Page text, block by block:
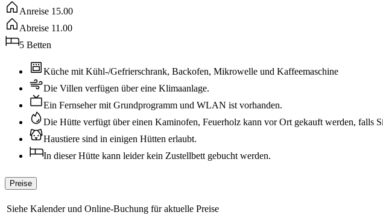
Anreise 15.00
Abreise 11.00
5 Betten
Küche mit Kühl-/Gefrierschrank, Backofen, Mikrowelle und Kaffeemaschine
Die Villen verfügen über eine Klimaanlage.
Ein Fernseher mit Grundprogramm und WLAN ist vorhanden.
Die Hütte verfügt über einen Kaminofen, Feuerholz kann vor Ort gekauft werden, falls
Haustiere sind in einigen Hütten erlaubt.
In dieser Hütte kann leider kein Zustellbett gebucht werden.
Preise
Siehe Kalender und Online-Buchung für aktuelle Preise